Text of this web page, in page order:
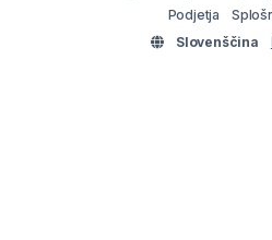
Podjetja
Slovenščina